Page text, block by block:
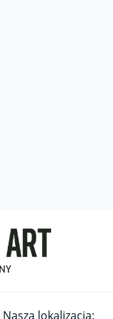
Nasza lokalizacja: